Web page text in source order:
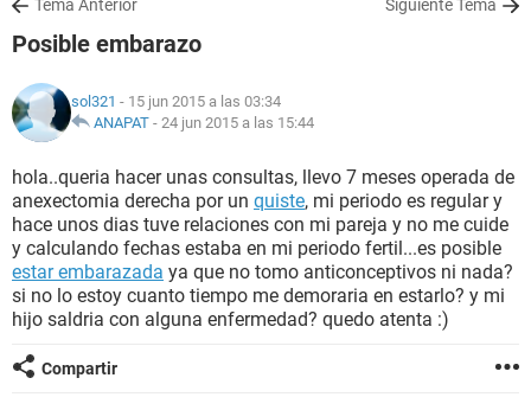
NUTRICIÓN
BIENESTAR
SEXUALIDAD
GLOSARIO
Tema Anterior Siguiente Tema
Posible embarazo
sol321 - 15 jun 2015 a las 03:34
ANAPAT - 24 jun 2015 a las 15:44
hola..queria hacer unas consultas, llevo 7 meses operada de
anexectomia derecha por un quiste, mi periodo es regular y
hace unos dias tuve relaciones con mi pareja y no me cuide
y calculando fechas estaba en mi periodo fertil...es posible
estar embarazada ya que no tomo anticonceptivos ni nada?
si no lo estoy cuanto tiempo me demoraria en estarlo? y mi
hijo saldria con alguna enfermedad? quedo atenta :)
Compartir